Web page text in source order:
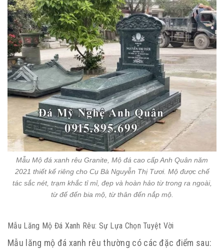
Mẫu Mộ đá xanh rêu Granite, Mộ đá cao cấp Anh Quân năm
2021 thiết kế riêng cho Cụ Bà Nguyễn Thị Tươi. Mộ được chế
tác sắc nét, trạm khắc tỉ mỉ, đẹp và hoàn hảo từ trong ra ngoài,
từ đế đến bia mộ, từ thân đến nắp mộ.
Mẫu Lăng Mộ Đá Xanh Rêu: Sự Lựa Chọn Tuyệt Vời
Mẫu lăng mộ đá xanh rêu thường có các đặc điểm sau: